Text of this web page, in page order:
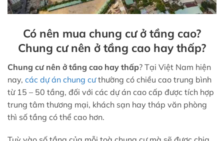
Có nên mua chung cư ở tầng cao?
Chung cư nên ở tầng cao hay thấp?
Chung cư nên ở tầng cao hay thấp? Tại Việt Nam hiện
nay, các dự án chung cưthường có chiều cao trung bình
từ 15 – 50 tầng, đối với các dự án cao cấp được tích hợp
trung tâm thương mại, khách sạn hay tháp văn phòng
thì số tầng có thể cao hơn.